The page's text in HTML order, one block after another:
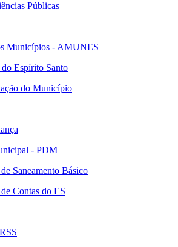
Públicas
Municípios - AMUNES
Espírito Santo
do Município
- PDM
Saneamento Básico
Contas do ES